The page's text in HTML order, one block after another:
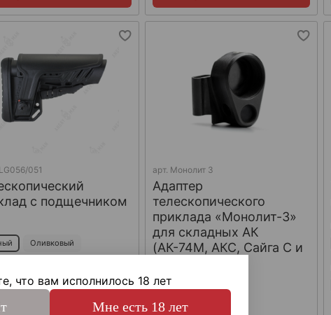
051
с подщечником
Оливковый
арт. Монолит 3
Адаптер
телескопического
приклада «Монолит-3»
для складных АК
(АК-74М, АКС, Сайга С и
что вам исполнилось 18 лет
Мне есть 18 лет